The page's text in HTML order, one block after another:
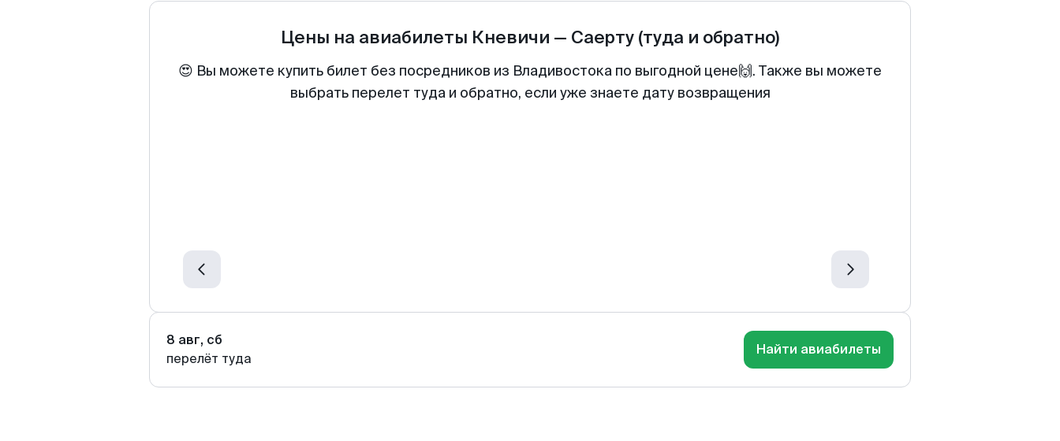
Цены на авиабилеты Кневичи — Саерту (туда и обратно)
😍 Вы можете купить билет без посредников из Владивостока по выгодной цене🙌. Также вы можете
выбрать перелет туда и обратно, если уже знаете дату возвращения
8 авг, сб
перелёт туда
Найти авиабилеты